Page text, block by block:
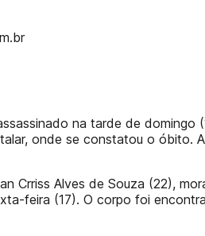
na tarde de
onde se constatou o óbito.
Crriss Alves de Souza (22),
feira (17). O corpo foi